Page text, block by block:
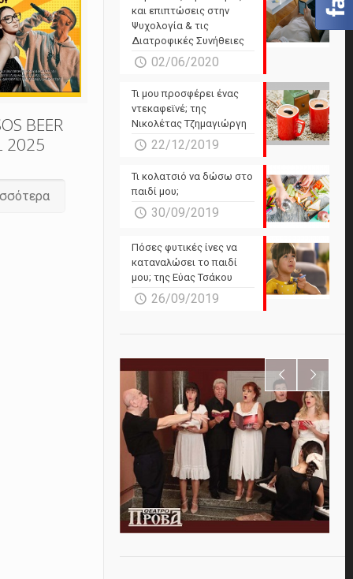
BEER
2025
και επιπτώσεις στην
Ψυχολογία & τις
Διατροφικές Συνήθειες
02/06/2020
Τι μου προσφέρει ένας
ντεκαφεϊνέ; της
Νικολέτας Τζημαγιώργη
22/12/2019
Τι κολατσιό να δώσω στο
παιδί μου;
30/09/2019
Πόσες φυτικές ίνες να
καταναλώσει το παιδί
μου; της Εύας Τσάκου
26/09/2019